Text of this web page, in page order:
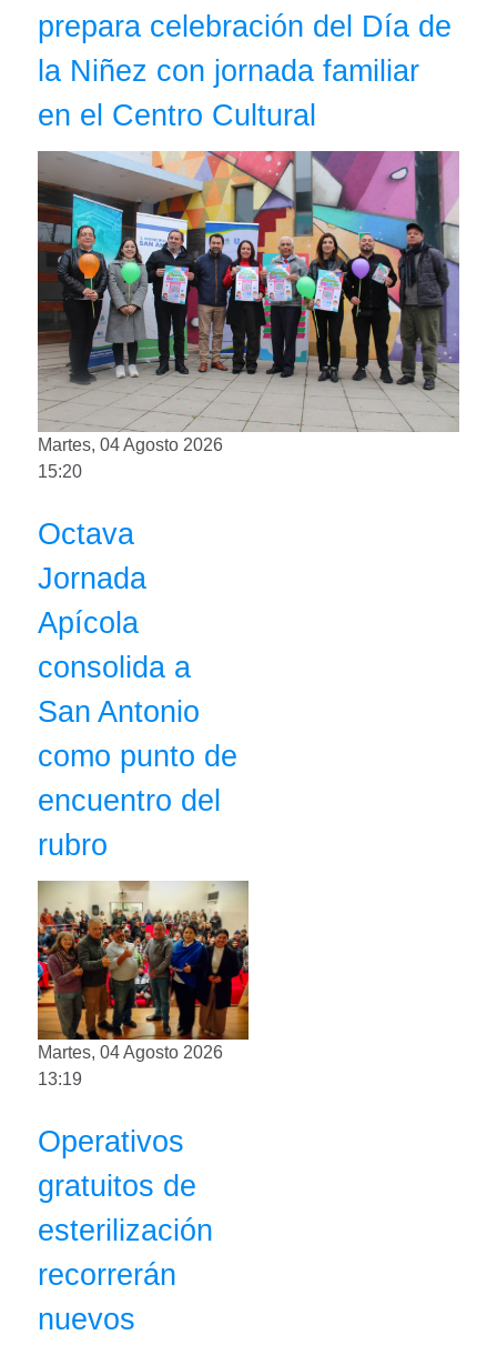
prepara celebración del Día de
la Niñez con jornada familiar
en el Centro Cultural
Martes, 04 Agosto 2026
15:20
Octava
Jornada
Apícola
consolida a
San Antonio
como punto de
encuentro del
rubro
Martes, 04 Agosto 2026
13:19
Operativos
gratuitos de
esterilización
recorrerán
nuevos